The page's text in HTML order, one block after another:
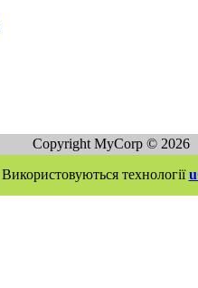
Copyright MyCorp © 2026
Використовуються технології